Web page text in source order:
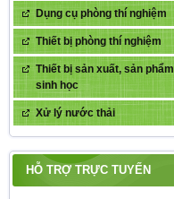
Dụng cụ phòng thí nghiệm
Thiết bị phòng thí nghiệm
Thiết bị sản xuất, sản phẩm
sinh học
Xử lý nước thải
HỖ TRỢ TRỰC TUYẾN
THÔNG BÁO